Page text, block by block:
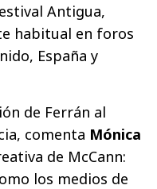
Antigua,
habitual en foros
España y
de Ferrán al
comenta Mónica
de McCann:
los medios de